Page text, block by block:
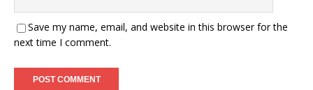
Save my name, email, and website in this browser for the
next time I comment.